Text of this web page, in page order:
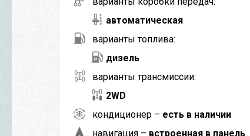
автоматическая
варианты топлива:
дизель
варианты трансмиссии:
2WD
кондиционер – есть в наличии
навигация – встроенная в панель